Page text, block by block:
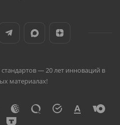
— 20 лет инноваций в
материалах!